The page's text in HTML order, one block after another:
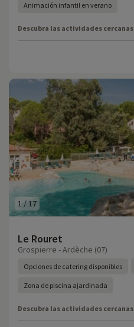
Animación infantil en verano
Descubra las actividades cercanas
1 /17
Le Rouret
Grospierre - Ardèche (07)
Opciones de catering disponibles
Zona de piscina ajardinada
Descubra las actividades cercanas